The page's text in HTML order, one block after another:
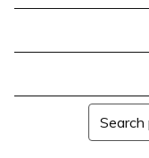
Search
products